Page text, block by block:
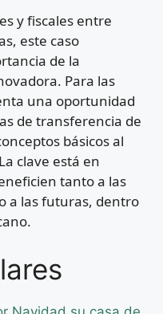
y fiscales entre
este caso
de la
Para las
una oportunidad
de transferencia de
básicos al
clave está en
tanto a las
a las futuras, dentro